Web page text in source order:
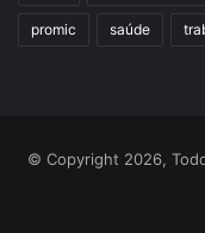
promic saúde
© Copyright 2026,